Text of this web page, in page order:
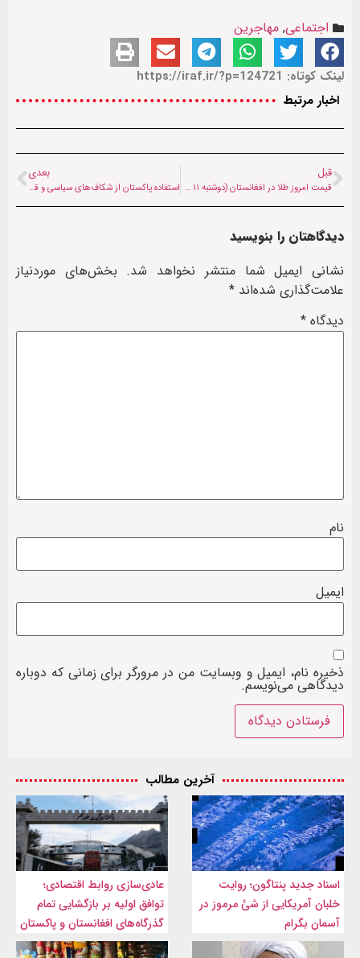
اجتماعی, مهاجرین
لینک کوتاه: https://iraf.ir/?p=124721
اخبار مرتبط
قبل
قیمت امروز طلا در افغانستان (دوشنبه ۱۱ خردادماه ۱۴۰۵)
بعدی
استفاده پاکستان از شکاف‌های سیاسی و قومی در افغانستان | اسلام‌آباد نگران روابط کابل – دهلی است
دیدگاهتان را بنویسید
نشانی ایمیل شما منتشر نخواهد شد. بخش‌های موردنیاز
علامت‌گذاری شده‌اند *
دیدگاه *
نام
ایمیل
ذخیره نام، ایمیل و وبسایت من در مرورگر برای زمانی که دوباره
دیدگاهی می‌نویسم.
آخرین مطالب
اسناد جدید پنتاگون؛ روایت
خلبان آمریکایی از شئ مرموز در
آسمان بگرام
عادی‌سازی روابط اقتصادی؛
توافق اولیه بر بازگشایی تمام
گذرگاه‌های افغانستان و پاکستان